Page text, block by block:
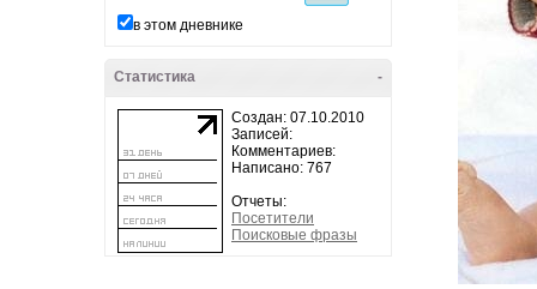
в этом дневнике
-
Статистика
Создан: 07.10.2010
Записей:
Комментариев:
Написано: 767
Отчеты:
Посетители
Поисковые фразы